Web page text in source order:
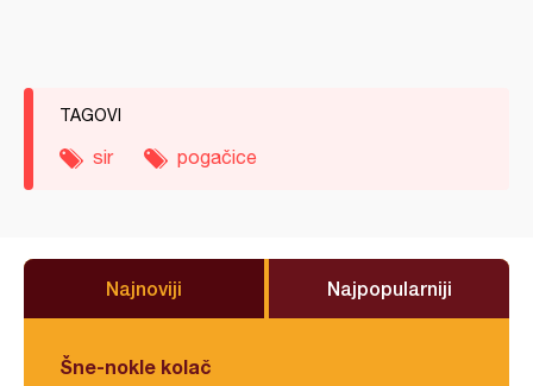
TAGOVI
sir pogačice
Najnoviji Najpopularniji
Šne-nokle kolač